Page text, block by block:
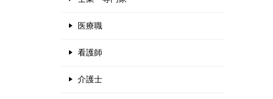
医療職
看護師
介護士